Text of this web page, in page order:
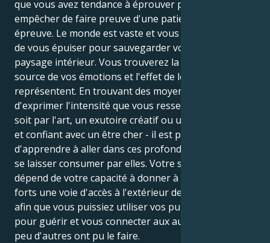
que vous avez tendance à éprouver peuvent vous
empêcher de faire preuve d'une patience à toute
épreuve. Le monde est vaste et vous êtes susceptible
de vous épuiser pour sauvegarder votre puissant
paysage intérieur. Vous trouverez la paix dans la
source de vos émotions et l'effet de levier qu'elles
représentent. En trouvant des moyens sains
d'exprimer l'intensité que vous ressentez - que ce
soit par l'art, un exutoire créatif ou un lien profond
et confiant avec un être cher - il est possible
d'apprendre à aller dans ces profondeurs et à ne pas
se laisser consumer par elles. Votre santé mentale
dépend de votre capacité à donner à ces sentiments
forts une voie d'accès à l'extérieur de vous-même,
afin que vous puissiez utiliser vos puissants talents
pour guérir et vous connecter aux autres comme
peu d'autres ont pu le faire.